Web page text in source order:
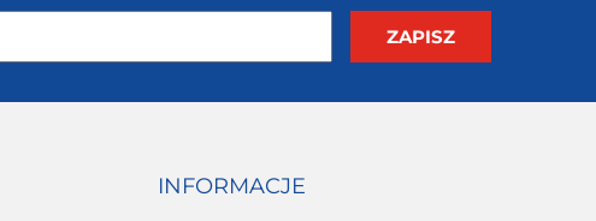
INFORMACJE